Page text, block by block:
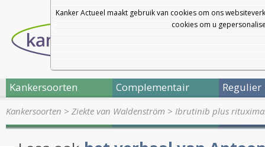
Kanker Actueel maakt gebruik van cookies om ons
cookies om u
Kankersoorten Complementair Regulier
Kankersoorten > Ziekte van Waldenström > Ibrutinib plus